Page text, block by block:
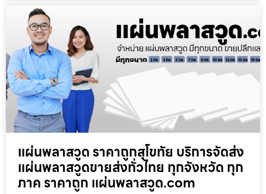
แผ่นพลาสวูด ราคาถูกสุโขทัย บริการจัดส่ง
แผ่นพลาสวูดขายส่งทั่วไทย ทุกจังหวัด ทุก
ภาค ราคาถูก แผ่นพลาสวูด.com